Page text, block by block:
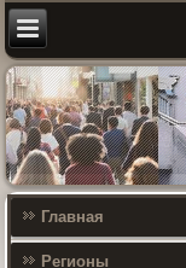
Главная
Регионы